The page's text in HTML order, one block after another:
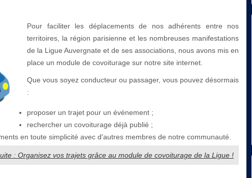
Pour faciliter les déplacements de nos adhérents entre nos
territoires, la région parisienne et les nombreuses manifestations
de la Ligue Auvergnate et de ses associations, nous avons mis en
place un module de covoiturage sur notre site internet.
Que vous soyez conducteur ou passager, vous pouvez désormais
:
proposer un trajet pour un événement ;
rechercher un covoiturage déjà publié ;
en toute simplicité avec d'autres membres de notre communauté.
: Organisez vos trajets grâce au module de covoiturage de la Ligue !